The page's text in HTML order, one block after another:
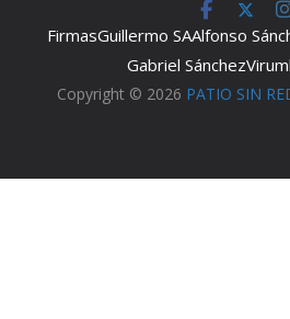
FirmasGuillermo SAAlfonso
Gabriel Sánchez
Copyright © 2026 PATIO SIN